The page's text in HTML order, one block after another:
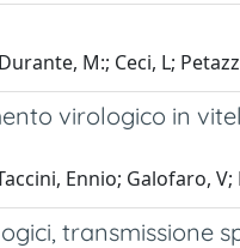
M:; Ceci, L;
virologico in
Ennio; Galofaro, V;
transmissione